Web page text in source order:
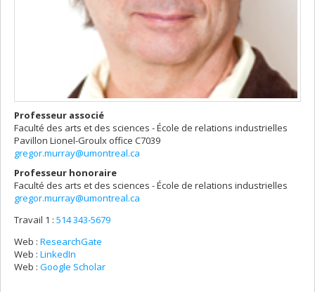
Professeur associé
Faculté des arts et des sciences - École de relations industrielles
Pavillon Lionel-Groulx office C7039
gregor.murray@umontreal.ca
Professeur honoraire
Faculté des arts et des sciences - École de relations industrielles
gregor.murray@umontreal.ca
Travail 1 : 514 343-5679
Web : ResearchGate
Web : LinkedIn
Web : Google Scholar